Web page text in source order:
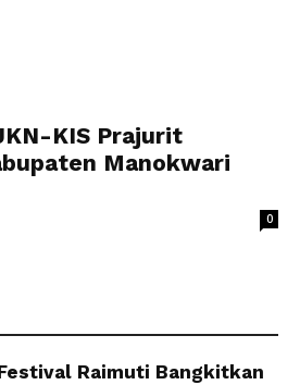
KIS Prajurit
Manokwari
0
Raimuti Bangkitkan